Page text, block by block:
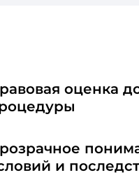
оценка
и